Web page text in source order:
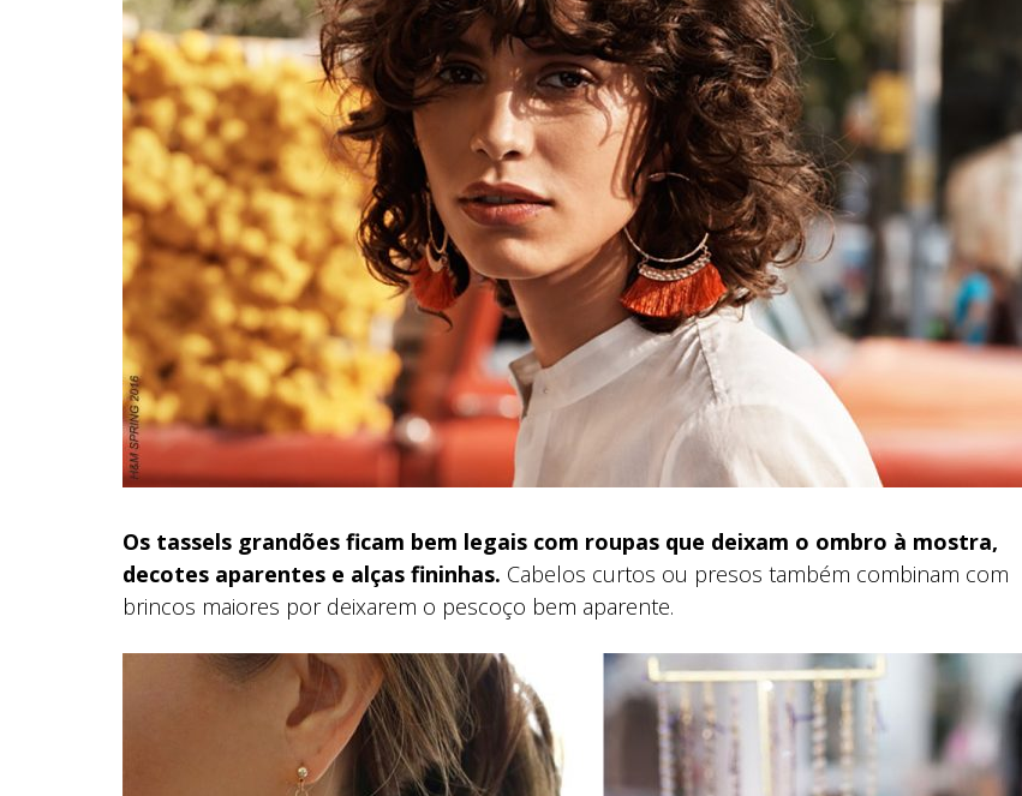
Os tassels grandões ficam bem legais com roupas que deixam o ombro à mostra,
decotes aparentes e alças fininhas. Cabelos curtos ou presos também combinam com
brincos maiores por deixarem o pescoço bem aparente.